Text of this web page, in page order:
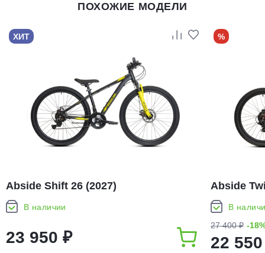
ПОХОЖИЕ МОДЕЛИ
ХИТ
Abside Shift 26 (2027)
В наличии
23 950 ₽
%
Abside
В
27 400 ₽ -
22